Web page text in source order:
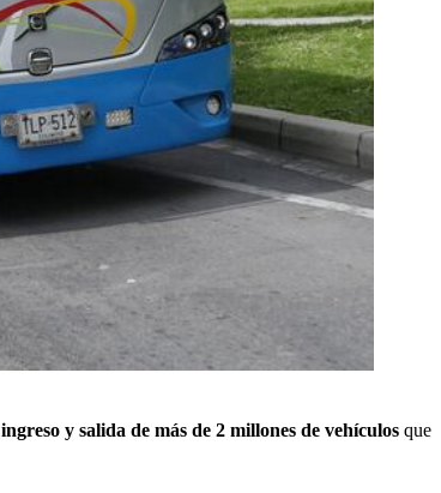
ingreso y salida de más de 2 millones de vehículos que